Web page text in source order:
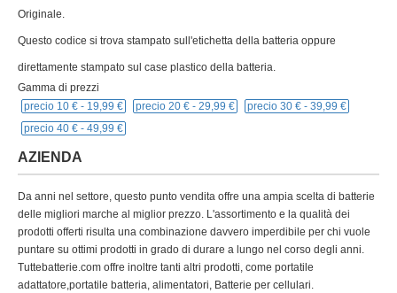
Originale.
Questo codice si trova stampato sull'etichetta della batteria oppure
direttamente stampato sul case plastico della batteria.
Gamma di prezzi
precio 10 € - 19,99 € precio 20 € - 29,99 € precio 30 € - 39,99 €
precio 40 € - 49,99 €
AZIENDA
Da anni nel settore, questo punto vendita offre una ampia scelta di batterie
delle migliori marche al miglior prezzo. L'assortimento e la qualità dei
prodotti offerti risulta una combinazione davvero imperdibile per chi vuole
puntare su ottimi prodotti in grado di durare a lungo nel corso degli anni.
Tuttebatterie.com offre inoltre tanti altri prodotti, come portatile
adattatore,portatile batteria, alimentatori, Batterie per cellulari.